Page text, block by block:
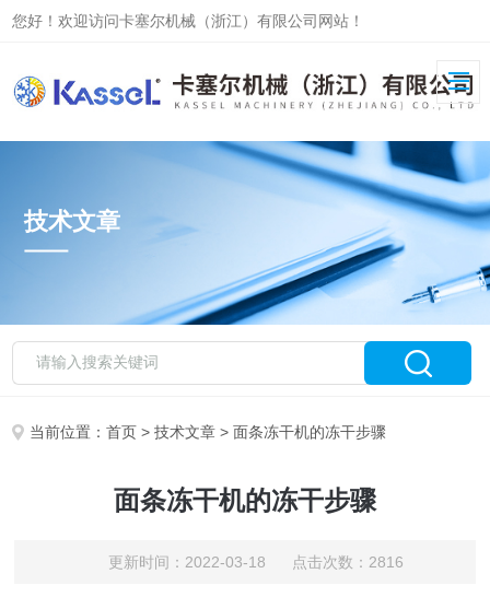
您好！欢迎访问卡塞尔机械（浙江）有限公司网站！
技术文章
当前位置：首页 >技术文章 > 面条冻干机的冻干步骤
面条冻干机的冻干步骤
更新时间：2022-03-18 点击次数：2816